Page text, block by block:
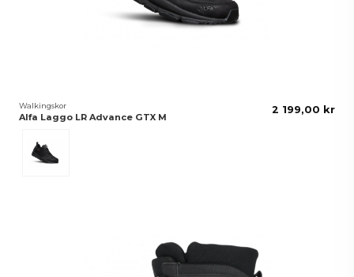
Walkingskor
Alfa Laggo LR Advance GTX M
2 199,00 kr